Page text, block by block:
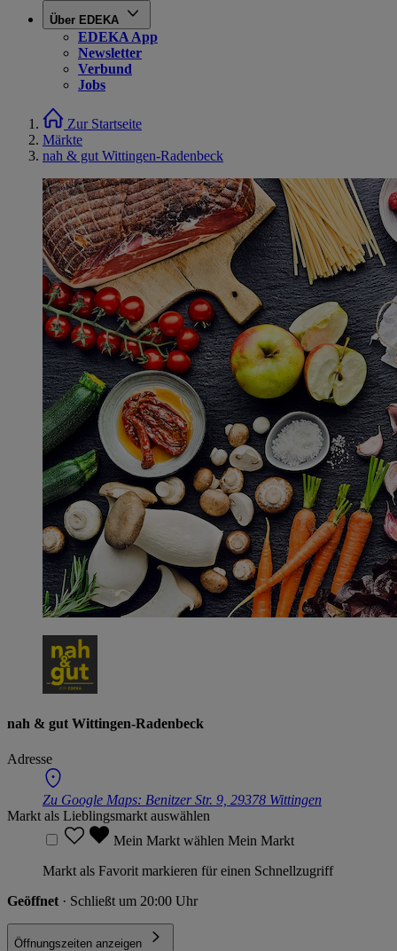
Über EDEKA
EDEKA App
Newsletter
Verbund
Jobs
Zur Startseite
Märkte
nah & gut Wittingen-Radenbeck
nah & gut Wittingen-Radenbeck
Adresse
Zu Google Maps: Benitzer Str. 9, 29378 Wittingen
Markt als Lieblingsmarkt auswählen
Mein Markt wählen Mein Markt
Markt als Favorit markieren für einen Schnellzugriff
Geöffnet · Schließt um 20:00 Uhr
Öffnungszeiten anzeigen